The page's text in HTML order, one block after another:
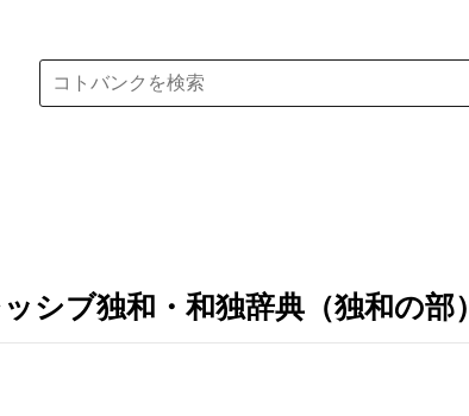
シブ独和・和独辞典（独和の部）